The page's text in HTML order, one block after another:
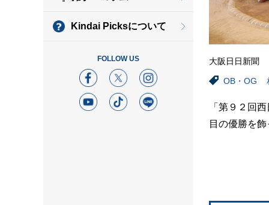
大阪日日新聞
OB・OG
「第９２回
目の優勝を
Kindai Picksについて
FOLLOW US